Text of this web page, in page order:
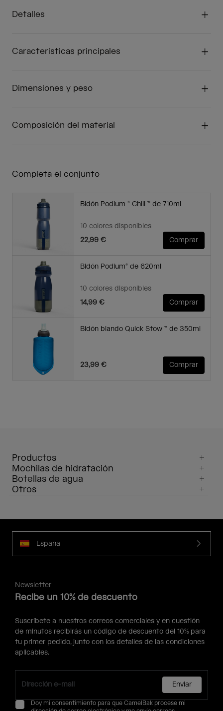
Detalles
Características principales
Dimensiones y peso
Composición del material
Completa el conjunto
Bidón Podium ® Chill ™ de 710ml
10 colores disponibles
22,99 €
Comprar
Bidón Podium® de 620ml
10 colores disponibles
14,99 €
Comprar
Bidón blando Quick Stow ™ de 350ml
23,99 € Comprar
Productos
Mochilas de hidratación
Botellas de agua
Otros
España
Newsletter
Recibe un 10% de descuento
Suscríbete a nuestros correos comerciales y en cuestión
de minutos recibirás un código de descuento del 10% para
tu primer pedido, junto con los detalles de las condiciones
aplicables.
Enviar
Doy mi consentimiento para que CamelBak procese mi